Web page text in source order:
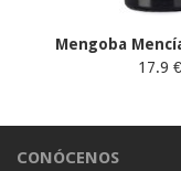
Mengoba
17.9 €
CONÓCENOS